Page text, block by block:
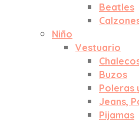
Beatles
Niño
Vestuario
Buzos
Poleras
Jeans,
Pijamas